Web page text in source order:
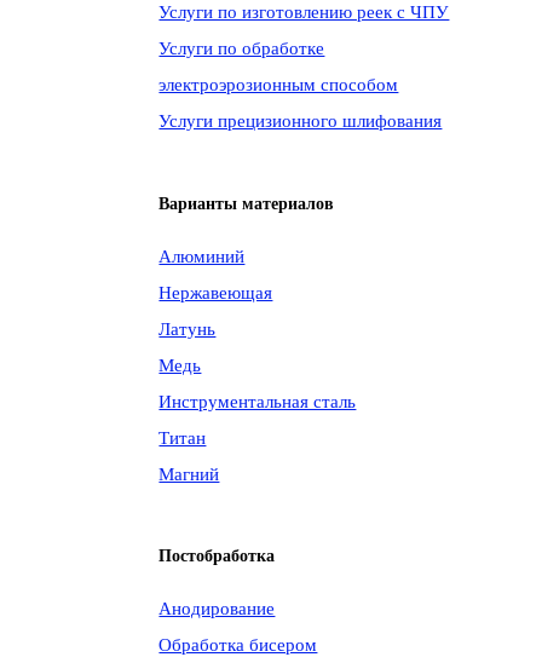
Услуги по изготовлению реек с ЧПУ
Услуги по обработке
электроэрозионным способом
Услуги прецизионного шлифования
Варианты материалов
Алюминий
Нержавеющая
Латунь
Медь
Инструментальная сталь
Титан
Магний
Постобработка
Анодирование
Обработка бисером